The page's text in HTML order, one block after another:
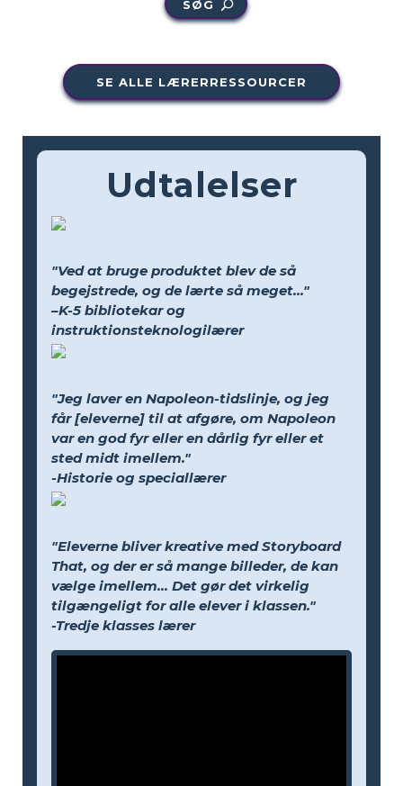
SØG
SE ALLE LÆRERRESSOURCER
Udtalelser
"Ved at bruge produktet blev de så
begejstrede, og de lærte så meget..."
–K-5 bibliotekar og
instruktionsteknologilærer
"Jeg laver en Napoleon-tidslinje, og jeg
får [eleverne] til at afgøre, om Napoleon
var en god fyr eller en dårlig fyr eller et
sted midt imellem."
-Historie og speciallærer
"Eleverne bliver kreative med Storyboard
That, og der er så mange billeder, de kan
vælge imellem... Det gør det virkelig
tilgængeligt for alle elever i klassen."
-Tredje klasses lærer